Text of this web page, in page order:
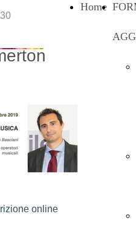
Home
online